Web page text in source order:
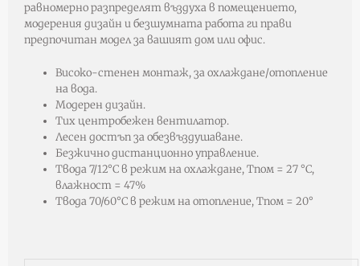
равномерно разпределят въздуха в помещението,
модерения дизайн и безшумната работа ги прави
предпочитан модел за вашият дом или офис.
Високо-стенен монтаж, за охлаждане/отопление
на вода.
Модерен дизайн.
Тих центробежен вентилатор.
Лесен достъп за обезвъздушаване.
Безжично дистанционно управление.
Tвода 7/12°C в режим на охлаждане, Tпом = 27 °C,
влажност = 47%
Tвода 70/60°C в режим на отопление, Tпом = 20°